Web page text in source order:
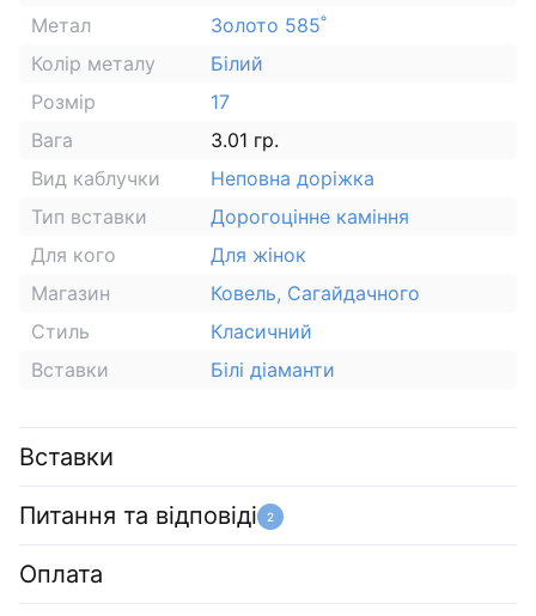
Метал
Золото 585˚
Колір металу
Білий
Розмір
17
Вага
3.01 гр.
Вид каблучки
Неповна доріжка
Тип вставки
Дорогоцінне каміння
Для кого
Для жінок
Магазин
Ковель, Сагайдачного
Стиль
Класичний
Вставки
Білі діаманти
Вставки
Питання та відповіді 2
Оплата